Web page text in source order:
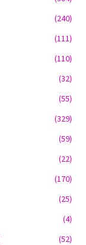
(240)
(111)
(110)
(32)
(55)
(329)
(59)
(22)
(170)
(25)
(4)
(52)